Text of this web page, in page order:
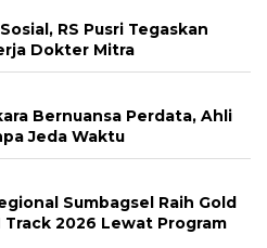
RS Pusri Tegaskan
Dokter Mitra
Bernuansa Perdata, Ahli
Jeda Waktu
Sumbagsel Raih Gold
Track 2026 Lewat Program